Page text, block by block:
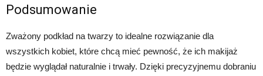
Podsumowanie
Zważony podkład na twarzy to idealne rozwiązanie dla
wszystkich kobiet, które chcą mieć pewność, że ich makijaż
będzie wyglądał naturalnie i trwały. Dzięki precyzyjnemu dobraniu